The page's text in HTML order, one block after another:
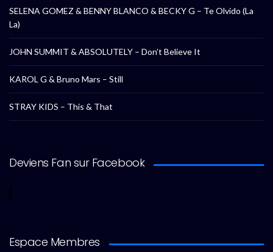
SELENA GOMEZ & BENNY BLANCO & BECKY G – Te Olvido (La
La)
JOHN SUMMIT & ABSOLUTELY – Don’t Believe It
KAROL G & Bruno Mars – Still
STRAY KIDS – This & That
Deviens Fan sur Facebook
Espace Membres